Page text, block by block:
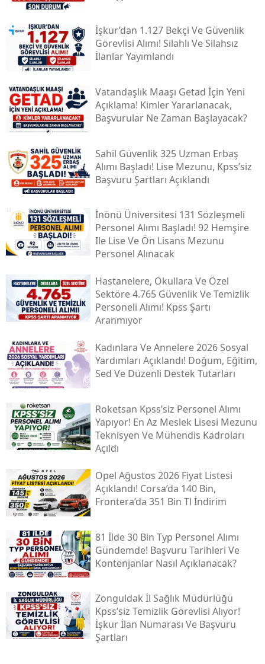
İşkur’dan 1.127 Bekçi Ve Güvenlik
Görevlisi Alımı! Silahlı Ve Silahsız
İlanlar Yayımlandı
Vatandaşlık Maaşı Getad İçin Yeni
Açıklama! Kimler Yararlanacak,
Başvurular Ne Zaman Başlayacak?
Sahil Güvenlik 325 Uzman Erbaş
Alımı Başladı! Lise Mezunu, Kpss’siz
Başvuru Şartları Açıklandı
İnönü Üniversitesi 131 Sözleşmeli
Personel Alımı Başladı! 92 Hemşire
Ile Lise Ve Ön Lisans Mezunu
Personel Alınacak
Hastanelere, Okullara Ve Özel
Sektöre 4.765 Güvenlik Ve Temizlik
Personeli Alımı! Kpss Şartı
Aranmıyor
Kadınlara Ve Annelere 2026 Sosyal
Yardımları Açıklandı! Doğum, Eğitim,
Sed Ve Düzenli Destek Tutarları
Roketsan Kpss’siz Personel Alımı
Yapıyor! En Az Meslek Lisesi Mezunu
Teknisyen Ve Mühendis Kadroları
Açıldı
Opel Ağustos 2026 Fiyat Listesi
Açıklandı! Corsa’da 140 Bin,
Frontera’da 351 Bin Tl İndirim
81 İlde 30 Bin Typ Personel Alımı
Gündemde! Başvuru Tarihleri Ve
Kontenjanlar Nasıl Açıklanacak?
Zonguldak İl Sağlık Müdürlüğü
Kpss’siz Temizlik Görevlisi Alıyor!
İşkur İlan Numarası Ve Başvuru
Şartları